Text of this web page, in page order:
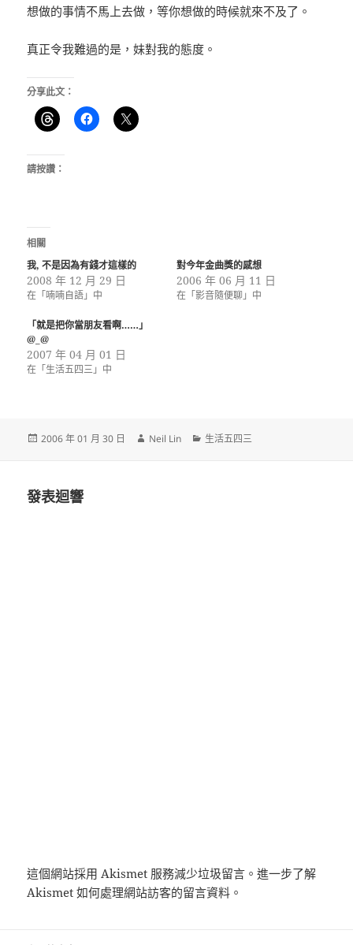
想做的事情不馬上去做，等你想做的時候就來不及了。
真正令我難過的是，妹對我的態度。
分享此文：
請按讚：
相關
我, 不是因為有錢才這樣的
2008 年 12 月 29 日
在「喃喃自語」中
對今年金曲獎的感想
2006 年 06 月 11 日
在「影音隨便聊」中
「就是把你當朋友看啊……」
@_@
2007 年 04 月 01 日
在「生活五四三」中
發
2006 年 01 月 30 日
作
Neil Lin
分
生活五四三
發表迴響
這個網站採用 Akismet 服務減少垃圾留言。進一步了解
Akismet 如何處理網站訪客的留言資料 。